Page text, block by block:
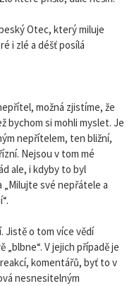
Otec, který miluje
i zlé a déšť posílá
možná zjistíme, že
bychom si mohli myslet. Je
nepřítelem, ten bližní,
Nejsou v tom mé
ale, i kdyby to byl
své nepřátele a
Jistě o tom více vědí
V jejich případě je
komentářů, byť to v
nesnesitelným